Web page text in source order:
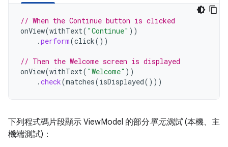
// When the Continue button is clicked
onView(withText( "Continue" ))
.perform(click())
// Then the Welcome screen is displayed
onView(withText( "Welcome" ))
.check(matches(isDisplayed()))
下列程式碼片段顯示 ViewModel 的部分單元測試(本機、主
機端測試)：